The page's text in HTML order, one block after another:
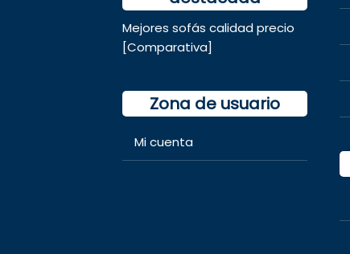
Mejores sofás calidad precio
[Comparativa]
Zona de usuario
Mi cuenta